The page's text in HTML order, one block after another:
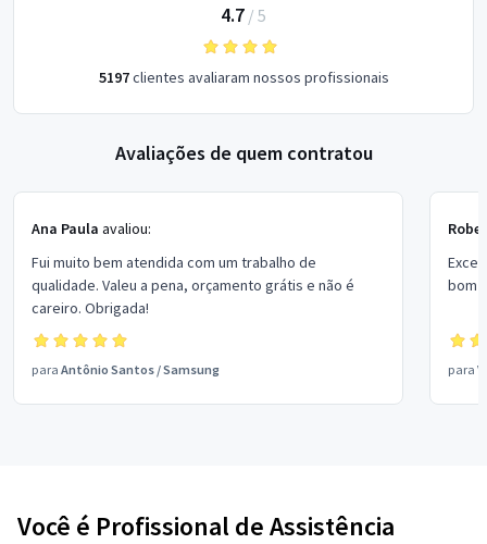
4.7 / 5
5197clientes avaliaram nossos profissionais
Avaliações de quem contratou
Ana Paula avaliou:
Fui muito bem atendida com um trabalho de
qualidade. Valeu a pena, orçamento grátis e não é
careiro. Obrigada!
para Antônio Santos /Samsung
bom
para
Você é Profissional de Assistência